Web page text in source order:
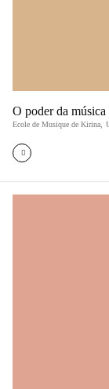
O poder da
Ecole de Musique de Kirina